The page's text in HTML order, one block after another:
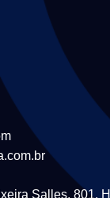
Salles, 801,